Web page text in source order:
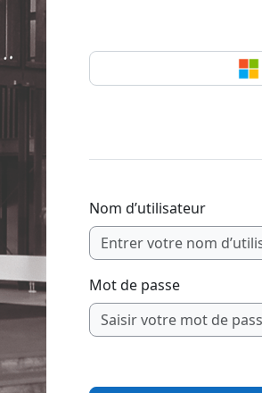
Nom d’utilisateur
Mot de passe